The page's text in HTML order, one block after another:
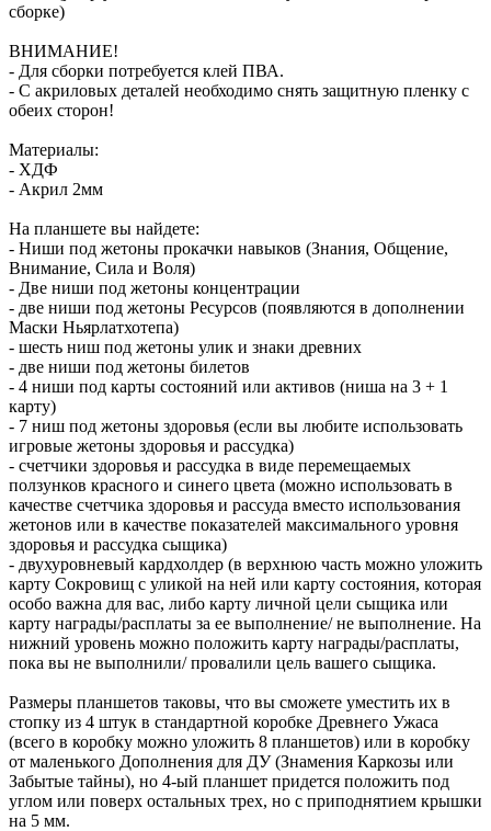
сборке)
ВНИМАНИЕ!
- Для сборки потребуется клей ПВА.
- С акриловых деталей необходимо снять защитную пленку с
обеих сторон!
Материалы:
- ХДФ
- Акрил 2мм
На планшете вы найдете:
- Ниши под жетоны прокачки навыков (Знания, Общение,
Внимание, Сила и Воля)
- Две ниши под жетоны концентрации
- две ниши под жетоны Ресурсов (появляются в дополнении
Маски Ньярлатхотепа)
- шесть ниш под жетоны улик и знаки древних
- две ниши под жетоны билетов
- 4 ниши под карты состояний или активов (ниша на 3 + 1
карту)
- 7 ниш под жетоны здоровья (если вы любите использовать
игровые жетоны здоровья и рассудка)
- счетчики здоровья и рассудка в виде перемещаемых
ползунков красного и синего цвета (можно использовать в
качестве счетчика здоровья и рассуда вместо использования
жетонов или в качестве показателей максимального уровня
здоровья и рассудка сыщика)
- двухуровневый кардхолдер (в верхнюю часть можно уложить
карту Сокровищ с уликой на ней или карту состояния, которая
особо важна для вас, либо карту личной цели сыщика или
карту награды/расплаты за ее выполнение/ не выполнение. На
нижний уровень можно положить карту награды/расплаты,
пока вы не выполнили/ провалили цель вашего сыщика.
Размеры планшетов таковы, что вы сможете уместить их в
стопку из 4 штук в стандартной коробке Древнего Ужаса
(всего в коробку можно уложить 8 планшетов) или в коробку
от маленького Дополнения для ДУ (Знамения Каркозы или
Забытые тайны), но 4-ый планшет придется положить под
углом или поверх остальных трех, но с приподнятием крышки
на 5 мм.